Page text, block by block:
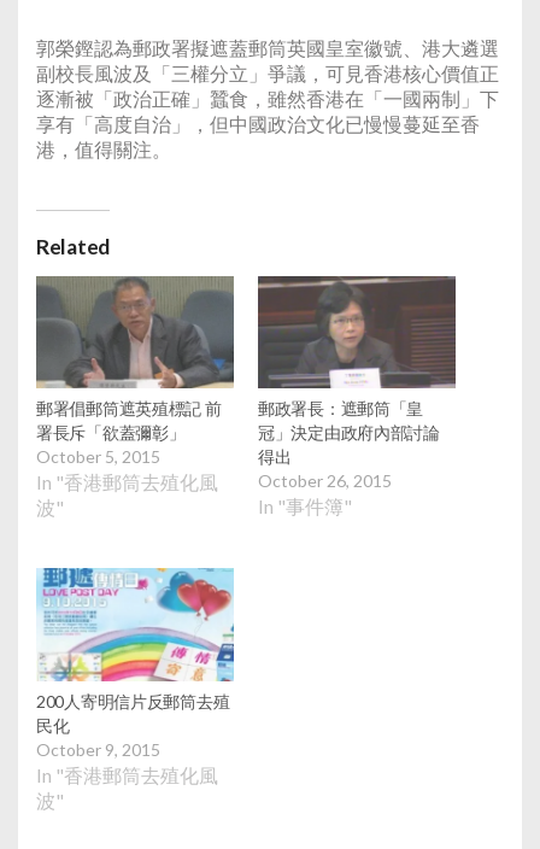
郭榮鏗認為郵政署擬遮蓋郵筒英國皇室徽號、港大遴選
副校長風波及「三權分立」爭議，可見香港核心價值正
逐漸被「政治正確」蠶食，雖然香港在「一國兩制」下
享有「高度自治」，但中國政治文化已慢慢蔓延至香
港，值得關注。
Related
郵署倡郵筒遮英殖標記 前
署長斥「欲蓋彌彰」
October 5, 2015
In "香港郵筒去殖化風
波"
郵政署長：遮郵筒「皇
冠」決定由政府內部討論
得出
October 26, 2015
In "事件簿"
200人寄明信片反郵筒去殖
民化
October 9, 2015
In "香港郵筒去殖化風
波"